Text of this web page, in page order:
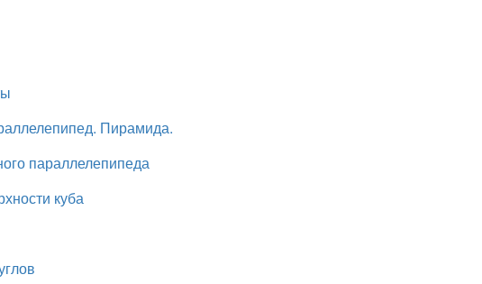
Пирамида.
параллелепипеда
куба